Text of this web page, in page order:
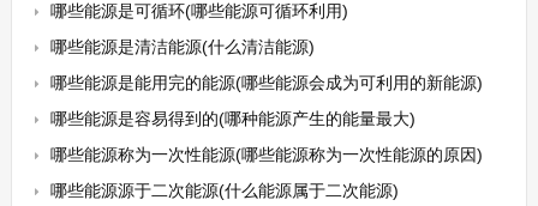
哪些能源是可循环(哪些能源可循环利用)
哪些能源是清洁能源(什么清洁能源)
哪些能源是能用完的能源(哪些能源会成为可利用的新能源)
哪些能源是容易得到的(哪种能源产生的能量最大)
哪些能源称为一次性能源(哪些能源称为一次性能源的原因)
哪些能源源于二次能源(什么能源属于二次能源)